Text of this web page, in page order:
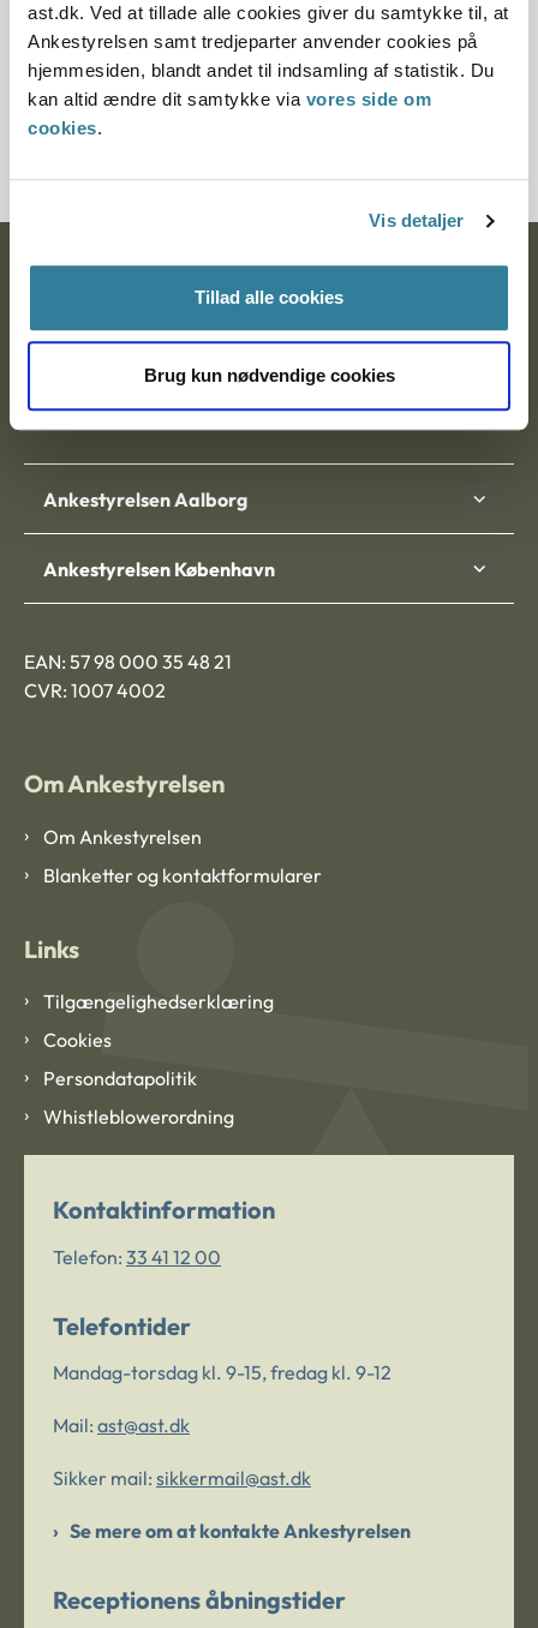
ast.dk. Ved at tillade alle cookies giver du samtykke til, at
Ankestyrelsen samt tredjeparter anvender cookies på
hjemmesiden, blandt andet til indsamling af statistik. Du
kan altid ændre dit samtykke via vores side om
cookies.
Vis detaljer
Tillad alle cookies
Brug kun nødvendige cookies
§ 7 § 1 § 8 § 58
Journalnummer
200336-97
Ankestyrelsen
Postadresse:
Nytorv 7, 2. sal
9000 Aalborg
Ankestyrelsen Aalborg
Ankestyrelsen København
EAN: 57 98 000 35 48 21
CVR: 1007 4002
Om Ankestyrelsen
Om Ankestyrelsen
Blanketter og kontaktformularer
Links
Tilgængelighedserklæring
Cookies
Persondatapolitik
Whistleblowerordning
Kontaktinformation
Telefon: 33 41 12 00
Telefontider
Mandag-torsdag kl. 9-15, fredag kl. 9-12
Mail: ast@ast.dk
Sikker mail: sikkermail@ast.dk
Se mere om at kontakte Ankestyrelsen
Receptionens åbningstider